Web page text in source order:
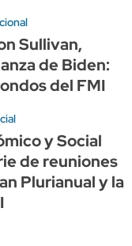
Sullivan,
de Biden:
del FMI
y Social
de reuniones
Plurianual y la